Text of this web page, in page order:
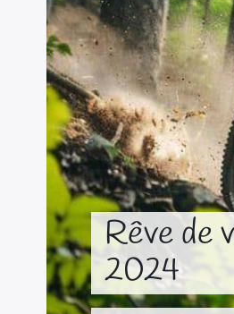
Rêve de
2024